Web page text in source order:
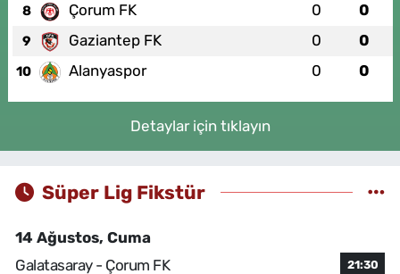
8 Çorum FK 0 0
9 Gaziantep FK 0 0
10 Alanyaspor 0 0
Detaylar için tıklayın
Süper Lig Fikstür
14 Ağustos, Cuma
Galatasaray - Çorum FK
21:30